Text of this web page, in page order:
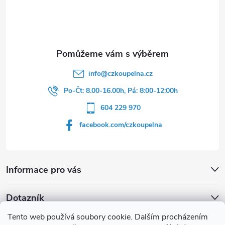
Tento web používá soubory cookie. Dalším procházením
Informace pro vás
info@czkoupelna.cz
Po-Čt: 8.00-16.00h, Pá: 8:00-12:00h
604 229 970
facebook.com/czkoupelna
Dotazník